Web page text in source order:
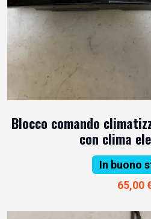
Blocco comando
con clima
In buono
65,00